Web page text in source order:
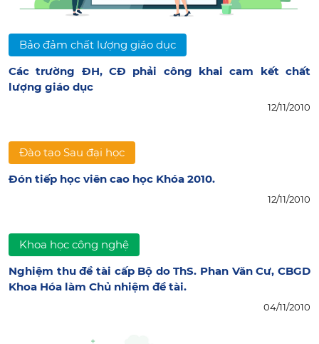
Bảo đảm chất lượng giáo dục
Các trường ĐH, CĐ phải công khai cam kết chất
lượng giáo dục
12/11/2010
Đào tạo Sau đại học
Đón tiếp học viên cao học Khóa 2010.
12/11/2010
Khoa học công nghệ
Nghiệm thu đề tài cấp Bộ do ThS. Phan Văn Cư, CBGD
Khoa Hóa làm Chủ nhiệm đề tài.
04/11/2010